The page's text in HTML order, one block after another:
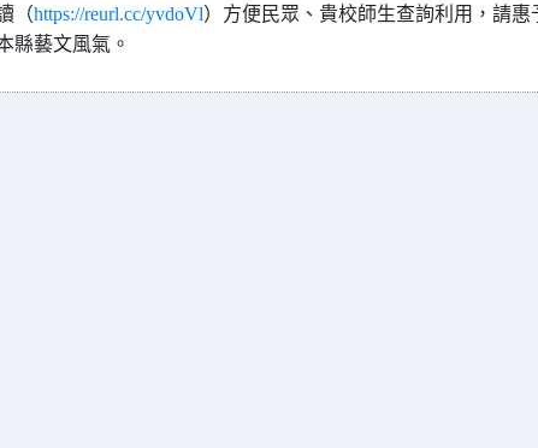
（https://reurl.cc/yvdoVl）方便民眾、貴校師生查詢利用，請惠
縣藝文風氣。